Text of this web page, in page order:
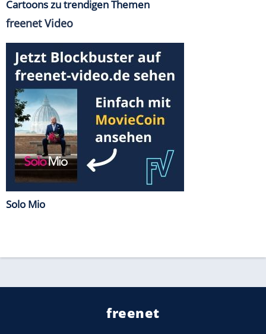
Cartoons zu trendigen Themen
freenet Video
Solo Mio
freenet